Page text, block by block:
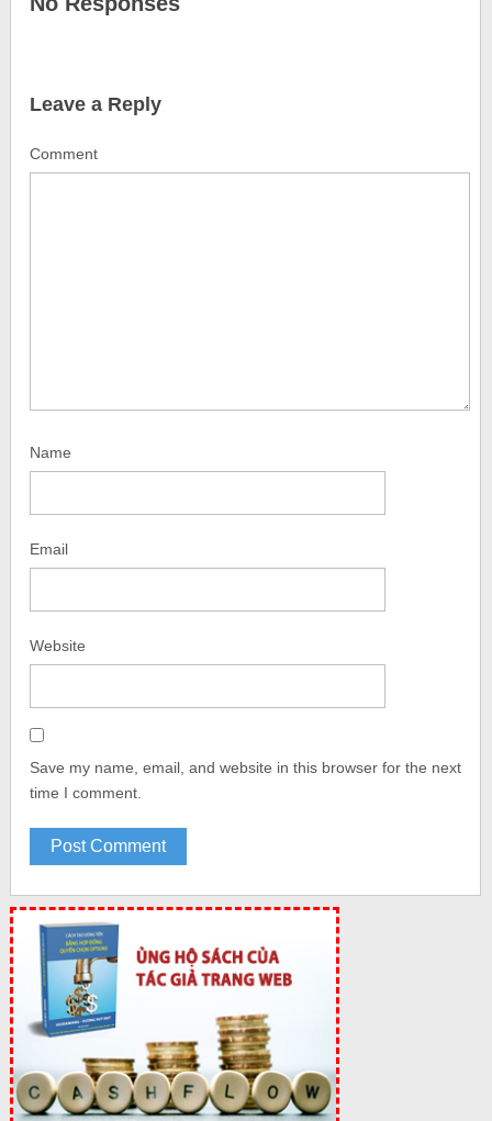
Leave a Reply
Comment
Name
Email
Website
Save my name, email, and website in this browser for the next
time I comment.